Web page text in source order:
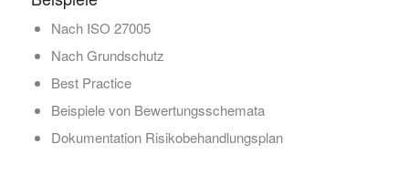
Nach ISO 27005
Nach Grundschutz
Best Practice
Beispiele von Bewertungsschemata
Dokumentation Risikobehandlungsplan